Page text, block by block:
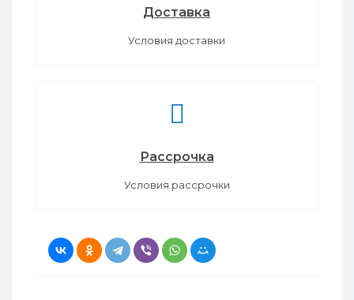
Доставка
Условия доставки
Рассрочка
Условия рассрочки